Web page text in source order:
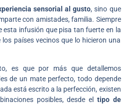
sensorial al gusto, sino que
con amistades, familia. Siempre
esta infusión que pisa tan fuerte en la
los países vecinos que lo hicieron una
es que por más que detallemos
de un mate perfecto, todo depende
está escrito a la perfección, existen
posibles, desde el tipo de